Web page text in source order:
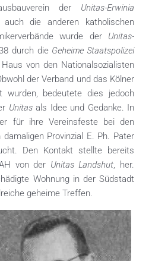
der Unitas-Erwinia
die anderen katholischen
wurde der Unitas-
durch die Geheime Staatspolizei
von den Nationalsozialisten
der Verband und das Kölner
wurden, bedeutete dies jedoch
Unitasals Idee und Gedanke. In
für ihre Vereinsfeste bei den
Provinzial E. Ph. Pater
Den Kontakt stellte bereits
von der Unitas Landshut, her.
Wohnung in der Südstadt
geheime Treffen.